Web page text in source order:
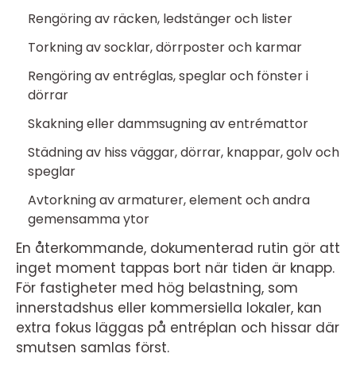
Rengöring av räcken, ledstänger och lister
Torkning av socklar, dörrposter och karmar
Rengöring av entréglas, speglar och fönster i
dörrar
Skakning eller dammsugning av entrémattor
Städning av hiss väggar, dörrar, knappar, golv och
speglar
Avtorkning av armaturer, element och andra
gemensamma ytor
En återkommande, dokumenterad rutin gör att
inget moment tappas bort när tiden är knapp.
För fastigheter med hög belastning, som
innerstadshus eller kommersiella lokaler, kan
extra fokus läggas på entréplan och hissar där
smutsen samlas först.